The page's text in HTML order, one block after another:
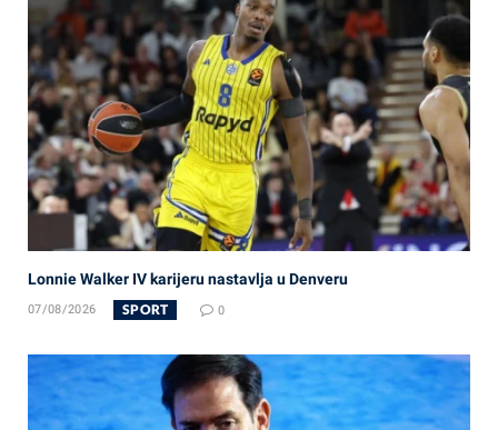
Lonnie Walker IV karijeru nastavlja u Denveru
07/08/2026 SPORT 0